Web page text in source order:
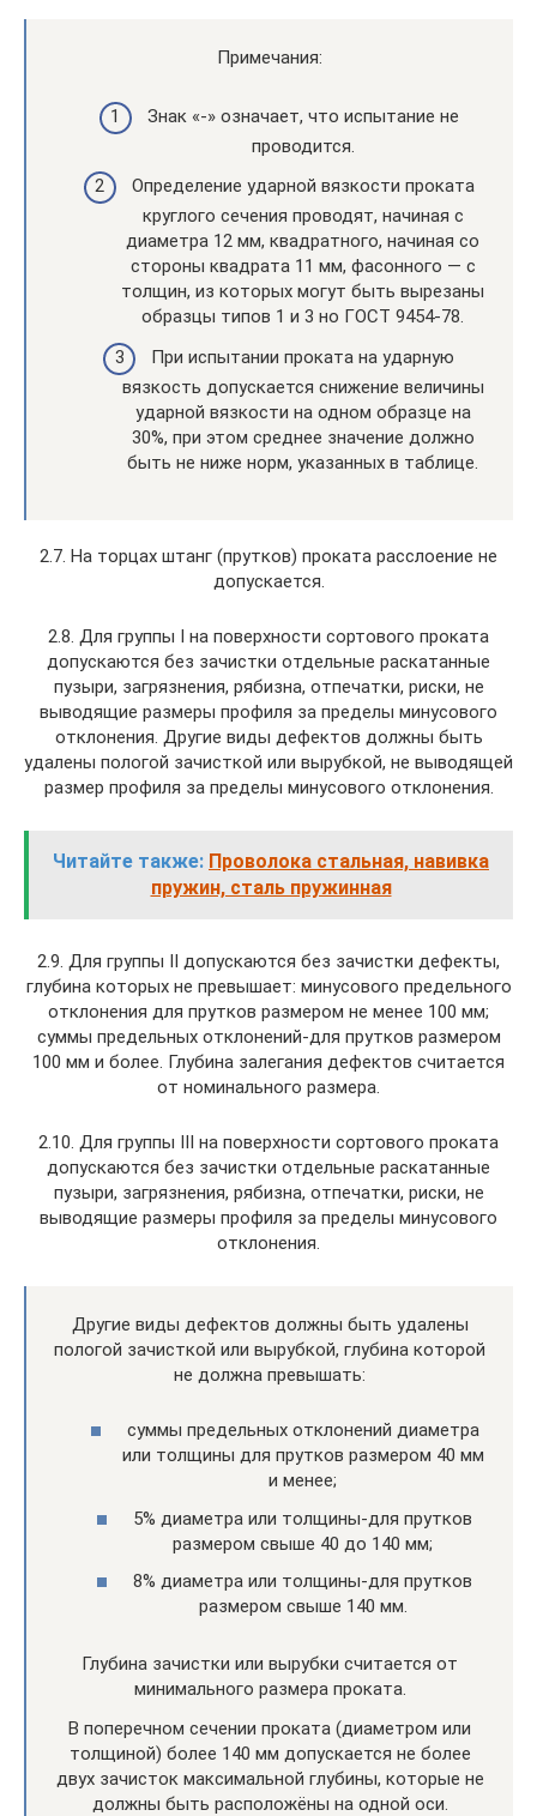
Примечания:
Знак «-» означает, что испытание не
проводится.
Определение ударной вязкости проката
круглого сечения проводят, начиная с
диаметра 12 мм, квадратного, начиная со
стороны квадрата 11 мм, фасонного — с
толщин, из которых могут быть вырезаны
образцы типов 1 и 3 но ГОСТ 9454-78.
При испытании проката на ударную
вязкость допускается снижение величины
ударной вязкости на одном образце на
30%, при этом среднее значение должно
быть не ниже норм, указанных в таблице.
2.7. На торцах штанг (прутков) проката расслоение не
допускается.
2.8. Для группы I на поверхности сортового проката
допускаются без зачистки отдельные раскатанные
пузыри, загрязнения, рябизна, отпечатки, риски, не
выводящие размеры профиля за пределы минусового
отклонения. Другие виды дефектов должны быть
удалены пологой зачисткой или вырубкой, не выводящей
размер профиля за пределы минусового отклонения.
Читайте также: Проволока стальная, навивка
пружин, сталь пружинная
2.9. Для группы II допускаются без зачистки дефекты,
глубина которых не превышает: минусового предельного
отклонения для прутков размером не менее 100 мм;
суммы предельных отклонений-для прутков размером
100 мм и более. Глубина залегания дефектов считается
от номинального размера.
2.10. Для группы III на поверхности сортового проката
допускаются без зачистки отдельные раскатанные
пузыри, загрязнения, рябизна, отпечатки, риски, не
выводящие размеры профиля за пределы минусового
отклонения.
Другие виды дефектов должны быть удалены
пологой зачисткой или вырубкой, глубина которой
не должна превышать:
суммы предельных отклонений диаметра
или толщины для прутков размером 40 мм
и менее;
5% диаметра или толщины-для прутков
размером свыше 40 до 140 мм;
8% диаметра или толщины-для прутков
размером свыше 140 мм.
Глубина зачистки или вырубки считается от
минимального размера проката.
В поперечном сечении проката (диаметром или
толщиной) более 140 мм допускается не более
двух зачисток максимальной глубины, которые не
должны быть расположёны на одной оси.